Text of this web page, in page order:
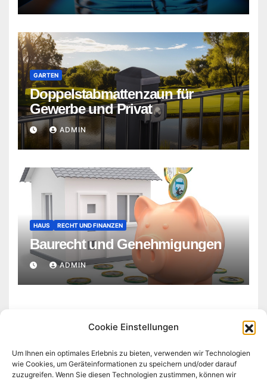
Cookie Einstellungen
Um Ihnen ein optimales Erlebnis zu bieten, verwenden wir Technologien
wie Cookies, um Geräteinformationen zu speichern und/oder darauf
zuzugreifen. Wenn Sie diesen Technologien zustimmen, können wir
GARTEN
Doppelstabmattenzaun für
Gewerbe und Privat
ADMIN
HAUS RECHT UND FINANZEN
Baurecht und Genehmigungen
ADMIN